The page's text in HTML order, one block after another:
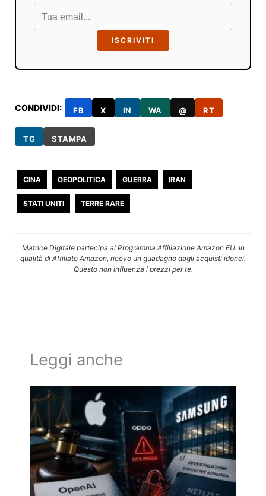
ISCRIVITI
CONDIVIDI: FB X IN WA @ RT
TG STAMPA
CINA GEOPOLITICA GUERRA IRAN
STATI UNITI TERRE RARE
Matrice Digitale partecipa al Programma Affiliazione Amazon EU. In
qualità di Affiliato Amazon, ricevo un guadagno dagli acquisti idonei.
Questo non influenza i prezzi per te.
Leggi anche